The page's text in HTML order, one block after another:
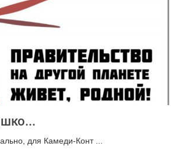
для Камеди-Конт ...